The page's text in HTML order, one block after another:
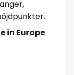
in Europe